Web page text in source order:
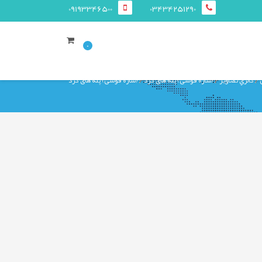
03434251290
09193346500
0
گالري تصاوير (سازه قوسی) پله های گرد (سازه قوسی) پله های گرد